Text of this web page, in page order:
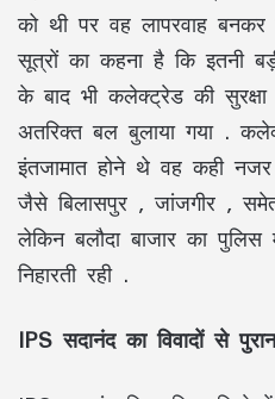
को थी पर वह लापरवाह
सूत्रों का कहना है कि इतनी
के बाद भी कलेक्ट्रेड की
अतरिक्त बल बुलाया गया .
इंतजामात होने थे वह कही
जैसे बिलासपुर , जांजगीर ,
लेकिन बलौदा बाजार का
निहारती रही .
IPS सदानंद का विवादों से